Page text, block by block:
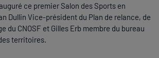
ce premier Salon des Sports en
Dullin Vice-président du Plan de relance, de
du CNOSF et Gilles Erb membre du bureau
territoires.